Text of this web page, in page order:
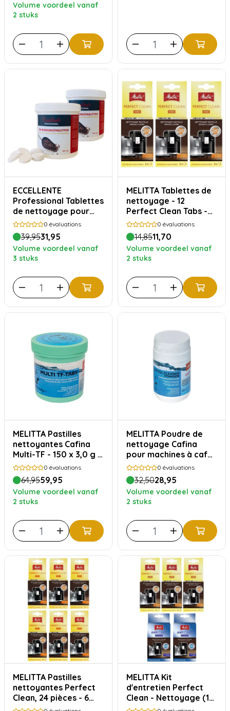
Volume voordeel vanaf
2 stuks
ECCELLENTE
Professional Tablettes
de nettoyage pour
Melitta Cafina 200x
2grammes
0 évaluations
39,9531,95
Volume voordeel vanaf
3 stuks
MELITTA Tablettes de
nettoyage - 12
Perfect Clean Tabs -
pour 1 an de
nettoyage
0 évaluations
14,8511,70
Volume voordeel vanaf
2 stuks
MELITTA Pastilles
nettoyantes Cafina
Multi-TF - 150 x 3,0 g -
31547
0 évaluations
64,9559,95
Volume voordeel vanaf
2 stuks
MELITTA Poudre de
nettoyage Cafina
pour machines à café
- 1kg - 24717
0 évaluations
32,5028,95
Volume voordeel vanaf
2 stuks
MELITTA Pastilles
nettoyantes Perfect
Clean, 24 pièces - 6
paquets
MELITTA Kit
d'entretien Perfect
Clean - Nettoyage (12
pièces) et détartrage